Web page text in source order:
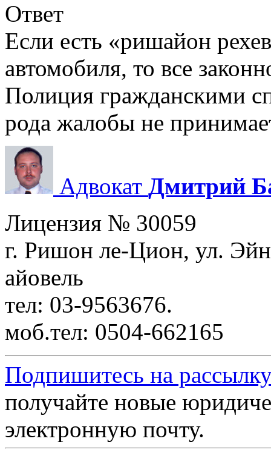
Ответ
Если есть «ришайон
автомобиля, то все
Полиция гражданскими
рода жалобы не
Адвокат Дмитрий
Лицензия № 30059
г. Ришон ле-Цион, ул.
айовель
тел: 03-9563676.
моб.тел: 0504-662165
Подпишитесь на
получайте новые
электронную почту.